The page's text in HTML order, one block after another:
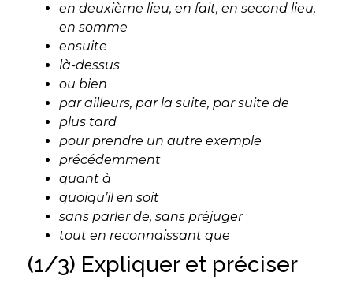
en deuxième lieu, en fait, en second lieu,
en somme
ensuite
là-dessus
ou bien
par ailleurs, par la suite, par suite de
plus tard
pour prendre un autre exemple
précédemment
quant à
quoiqu’il en soit
sans parler de, sans préjuger
tout en reconnaissant que
(1/3) Expliquer et préciser